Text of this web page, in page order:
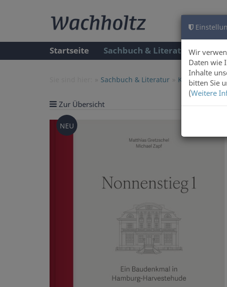
Wir
Daten wie
Inhalte
bitten Sie
(Weitere
Startseite Sachbuch & Literatur
Sachbuch & Literatur Kunst &
Zur Übersicht Artikel
NEU